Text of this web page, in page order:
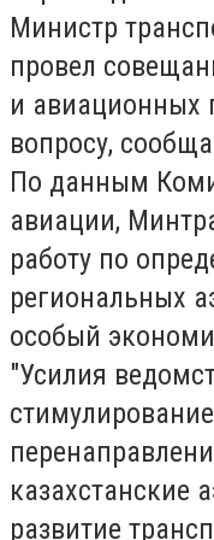
Министр
провел
и авиационных
вопросу,
По данным
авиации,
работу по
региональных
особый
"Усилия
казахстанские
развитие